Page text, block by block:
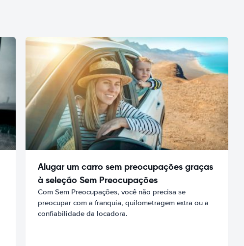
Alugar um carro sem preocupações graças
à seleção Sem Preocupações
Com Sem Preocupações, você não precisa se
preocupar com a franquia, quilometragem extra ou a
confiabilidade da locadora.